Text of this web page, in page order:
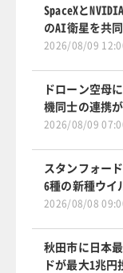
SpaceXと
のAI衛星を共
2026/08/09
ドローン空母
機同士の連携
2026/08/09
スタンフォー
6種の新種ウイ
2026/08/08
秋田市に日本
ドが最大1兆円